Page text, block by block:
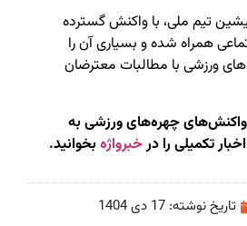
تیم ملی، با واکنش گسترده
همراه شده و بسیاری آن را
ورزشی با مطالبات معترضان
واکنش‌های چهره‌های ورزشی به
تکمیلی را درخبرواژهبخوانید.
تاریخ نوشته: 17 دی 1404